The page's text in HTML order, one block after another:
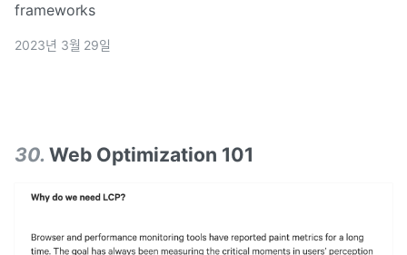
frameworks
2023년 3월 29일
30. Web Optimization 101